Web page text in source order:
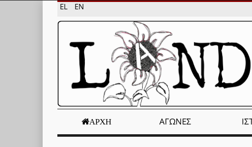
EL EN
ΑΡΧΉ ΑΓΏΝΕΣ